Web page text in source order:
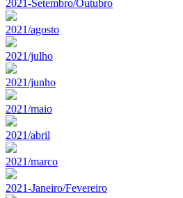
2021-Setembro/Outubro
2021/agosto
2021/julho
2021/junho
2021/maio
2021/abril
2021/marco
2021-Janeiro/Fevereiro